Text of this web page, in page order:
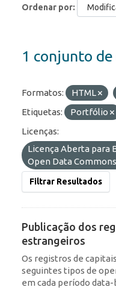
Ordenar por
1 conjunto
Formatos: HTML
Etiquetas:
Portfólio
Licenças:
Licença Aberta para
Open Data Commons
Filtrar Resultados
Publicação dos
estrangeiros
Os registros de
seguintes tipos de
em cada período